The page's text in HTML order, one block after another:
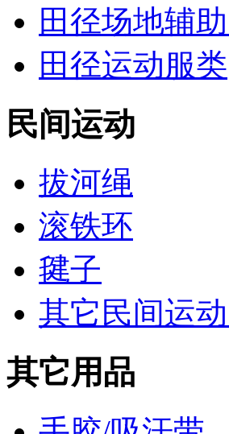
田径场地辅
田径运动服类
民间运动
拔河绳
滚铁环
毽子
其它民间运
其它用品